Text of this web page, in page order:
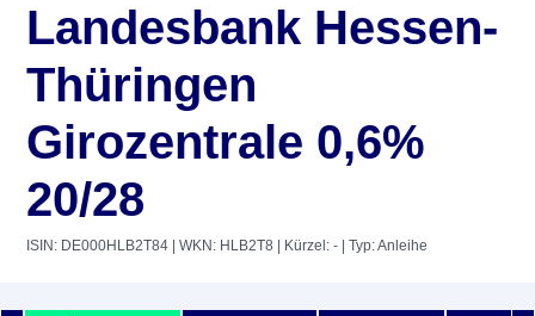
Landesbank Hessen-
Thüringen
Girozentrale 0,6%
20/28
ISIN: DE000HLB2T84 | WKN: HLB2T8 | Kürzel: - | Typ: Anleihe